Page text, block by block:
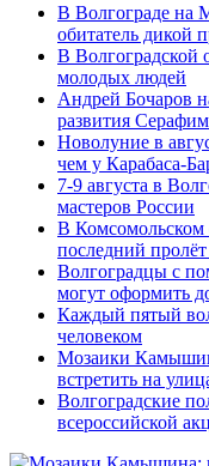
В Волгограде на
обитатель дикой
В Волгоградской
молодых людей
Андрей Бочаров
развития
Новолуние в
чем у Карабаса-
7-9 августа в
мастеров России
В Комсомольском
последний
Волгоградцы с
могут оформить
Каждый пятый
человеком
Мозаики
встретить на
Волгоградские
всероссийской